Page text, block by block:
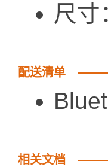
尺寸
配送清单
相关文档